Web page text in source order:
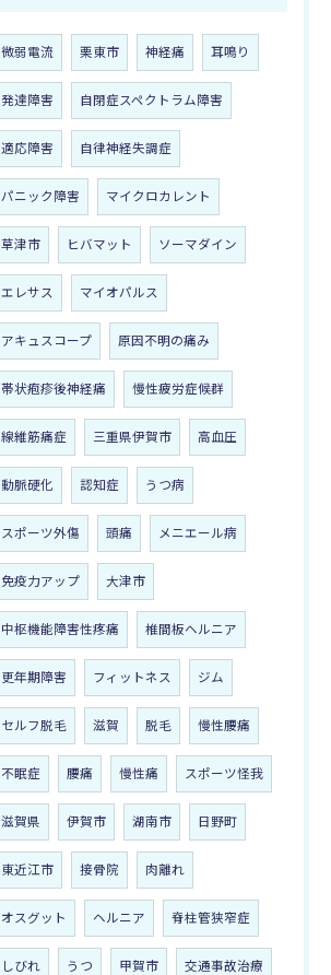
微弱電流 栗東市 神経痛 耳鳴り
発達障害 自閉症スペクトラム障害
適応障害 自律神経失調症
パニック障害 マイクロカレント
草津市 ヒバマット ソーマダイン
エレサス マイオパルス
アキュスコープ 原因不明の痛み
帯状疱疹後神経痛 慢性疲労症候群
線維筋痛症 三重県伊賀市 高血圧
動脈硬化 認知症 うつ病
スポーツ外傷 頭痛 メニエール病
免疫力アップ 大津市
中枢機能障害性疼痛 椎間板ヘルニア
更年期障害 フィットネス ジム
セルフ脱毛 滋賀 脱毛 慢性腰痛
不眠症 腰痛 慢性痛 スポーツ怪我
滋賀県 伊賀市 湖南市 日野町
東近江市 接骨院 肉離れ
オスグット ヘルニア 脊柱管狭窄症
しびれ うつ 甲賀市 交通事故治療